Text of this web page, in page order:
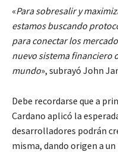
«Para sobresalir y
estamos buscando
para conectar los
nuevo sistema financiero
mundo», subrayó John
Debe recordarse que a
Cardano aplicó la
desarrolladores podrán
misma, dando origen a